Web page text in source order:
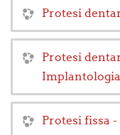
Protesi
Protesi
Protesi fissa